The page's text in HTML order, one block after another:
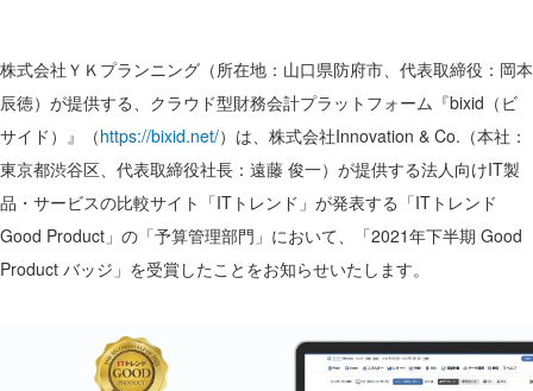
株式会社ＹＫプランニング（所在地：山口県防府市、代表取締役：岡本
辰徳）が提供する、クラウド型財務会計プラットフォーム『bixid（ビ
サイド）』（https://bixid.net/）は、株式会社Innovation & Co.（本社：
東京都渋谷区、代表取締役社長：遠藤 俊一）が提供する法人向けIT製
品・サービスの比較サイト「ITトレンド」が発表する「ITトレンド
Good Product」の「予算管理部門」において、「2021年下半期 Good
Product バッジ」を受賞したことをお知らせいたします。